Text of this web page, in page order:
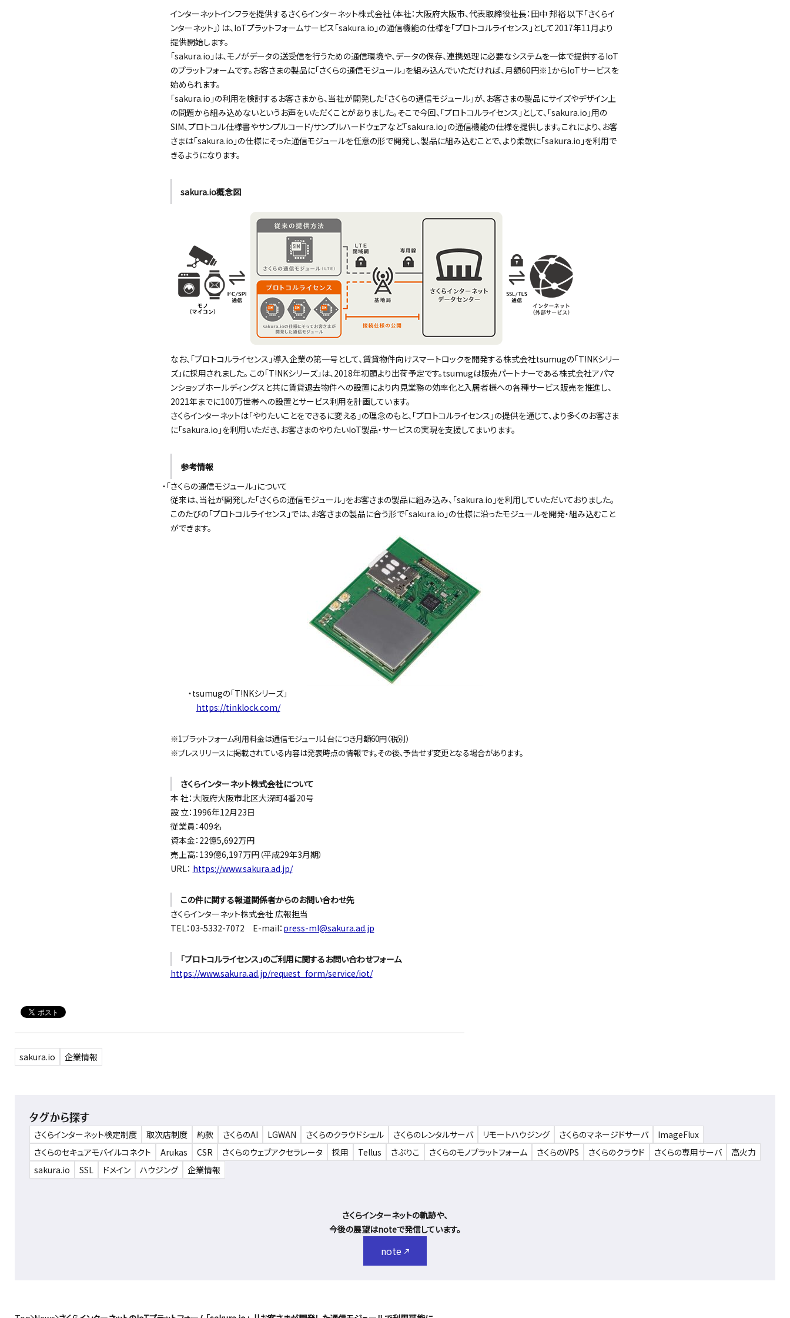
インターネットインフラを提供するさくらインターネット株式会社（本社：大阪府大阪市、代表取締役社長：田中 邦裕 以下「さくらイ
ンターネット」）は、IoTプラットフォームサービス「sakura.io」の通信機能の仕様を「プロトコルライセンス」として2017年11月より
提供開始します。
「sakura.io」は、モノがデータの送受信を行うための通信環境や、データの保存、連携処理に必要なシステムを一体で提供するIoT
のプラットフォームです。お客さまの製品に「さくらの通信モジュール」を組み込んでいただければ、月額60円※1からIoTサービスを
始められます。
「sakura.io」の利用を検討するお客さまから、当社が開発した「さくらの通信モジュール」が、お客さまの製品にサイズやデザイン上
の問題から組み込めないというお声をいただくことがありました。そこで今回、「プロトコルライセンス」として、「sakura.io」用の
SIM、プロトコル仕様書やサンプルコード/サンプルハードウェアなど「sakura.io」の通信機能の仕様を提供します。これにより、お客
さまは「sakura.io」の仕様にそった通信モジュールを任意の形で開発し、製品に組み込むことで、より柔軟に「sakura.io」を利用で
きるようになります。
sakura.io概念図
なお、「プロトコルライセンス」導入企業の第一号として、賃貸物件向けスマートロックを開発する株式会社tsumugの「T!NKシリー
ズ」に採用されました。 この「T!NKシリーズ」は、2018年初頭より出荷予定です。tsumugは販売パートナーである株式会社アパマ
ンショップホールディングスと共に賃貸退去物件への設置により内見業務の効率化と入居者様への各種サービス販売を推進し、
2021年までに100万世帯への設置とサービス利用を計画しています。
さくらインターネットは「やりたいことをできるに変える」の理念のもと、「プロトコルライセンス」の提供を通じて、より多くのお客さま
に「sakura.io」を利用いただき、お客さまのやりたいIoT製品・サービスの実現を支援してまいります。
参考情報
・「さくらの通信モジュール」について
従来は、当社が開発した「さくらの通信モジュール」をお客さまの製品に組み込み、「sakura.io」を利用していただいておりました。
このたびの「プロトコルライセンス」では、お客さまの製品に合う形で「sakura.io」の仕様に沿ったモジュールを開発・組み込むこと
ができます。
・tsumugの「T!NKシリーズ」
https://tinklock.com/
※1プラットフォーム利用料金は通信モジュール1台につき月額60円（税別）
※プレスリリースに掲載されている内容は発表時点の情報です。その後、予告せず変更となる場合があります。
さくらインターネット株式会社について
本 社：大阪府大阪市北区大深町4番20号
設 立：1996年12月23日
従業員：409名
資本金：22億5,692万円
売上高：139億6,197万円（平成29年3月期）
URL： https://www.sakura.ad.jp/
この件に関する報道関係者からのお問い合わせ先
さくらインターネット株式会社 広報担当
TEL：03-5332-7072 E-mail： press-ml@sakura.ad.jp
「プロトコルライセンス」のご利用に関するお問い合わせフォーム
https://www.sakura.ad.jp/request_form/service/iot/
sakura.io 企業情報
タグから探す
さくらインターネット検定制度 取次店制度 約款 さくらのAI LGWAN さくらのクラウドシェル さくらのレンタルサーバ リモートハウジング さくらのマネージドサーバ
ImageFlux
さくらのセキュアモバイルコネクト
Arukas CSR さくらのウェブアクセラレータ 採用 Tellus さぶりこ さくらのモノプラットフォーム さくらのVPS さくらのクラウド さくらの専用サーバ
高火力
sakura.io
SSL ドメイン ハウジング 企業情報
さくらインターネットの軌跡や、
今後の展望はnoteで発信しています。
note